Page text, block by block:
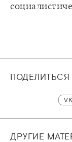
ПОДЕЛИТЬСЯ
VK
ДРУГИЕ